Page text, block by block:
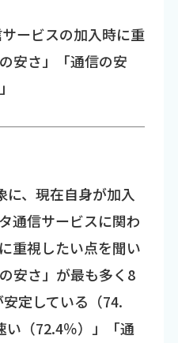
ービスの加入時に重
安さ」「通信の安
、現在自身が加入
通信サービスに関わ
重視したい点を聞い
安さ」が最も多く8
定している（74.
い（72.4％）」「通